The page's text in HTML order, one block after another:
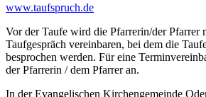
www.taufspruch.de
Vor der Taufe wird die Pfarrerin/der Pfarrer
Taufgespräch vereinbaren, bei dem die
besprochen werden. Für eine
der Pfarrerin / dem Pfarrer an.
In der Evangelischen Kirchengemeinde